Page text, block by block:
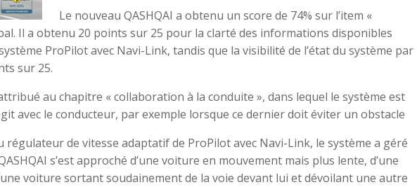
Le nouveau QASHQAI a obtenu un score de 74% sur l’item «
Il a obtenu 20 points sur 25 pour la clarté des informations disponibles
ProPilot avec Navi-Link, tandis que la visibilité de l’état du système par
sur 25.
au chapitre « collaboration à la conduite », dans lequel le système est
avec le conducteur, par exemple lorsque ce dernier doit éviter un obstacle
de vitesse adaptatif de ProPilot avec Navi-Link, le système a géré
s’est approché d’une voiture en mouvement mais plus lente, d’une
voiture sortant soudainement de la voie devant lui et dévoilant une autre